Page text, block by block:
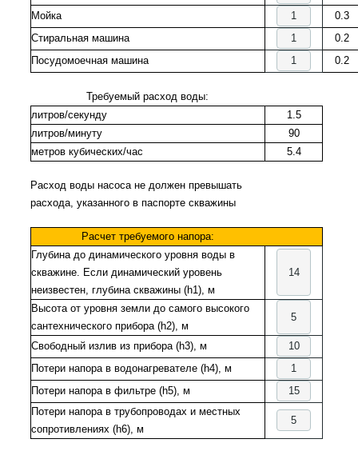
Мойка
0.3
Стиральная машина
0.2
Посудомоечная машина
0.2
Требуемый расход воды:
литров/секунду
1.5
литров/минуту
90
метров кубических/час
5.4
Расход воды насоса не должен превышать
расхода, указанного в паспорте скважины
Расчет требуемого напора:
Глубина до динамического уровня воды в
скважине. Если динамический уровень
неизвестен, глубина скважины (h1), м
Высота от уровня земли до самого высокого
сантехнического прибора (h2), м
Свободный излив из прибора (h3), м
Потери напора в водонагревателе (h4), м
Потери напора в фильтре (h5), м
Потери напора в трубопроводах и местных
сопротивлениях (h6), м